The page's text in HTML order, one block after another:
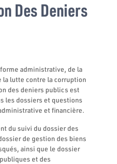
Des Deniers
administrative, de la
la lutte contre la corruption
des deniers publics est
les dossiers et questions
et financière.
du suivi du dossier des
de gestion des biens
ainsi que le dossier
et des